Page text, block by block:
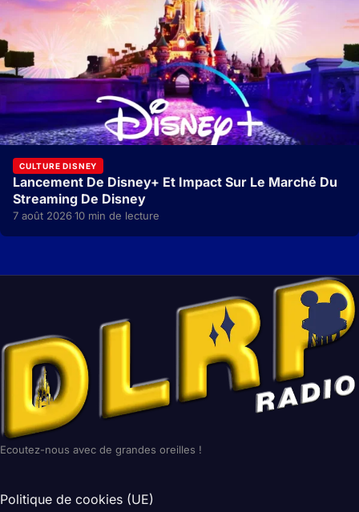
CULTURE DISNEY
Lancement De Disney+ Et Impact Sur Le Marché Du
Streaming De Disney
7 août 2026·10 min de lecture
Ecoutez-nous avec de grandes oreilles !
Politique de cookies (UE)